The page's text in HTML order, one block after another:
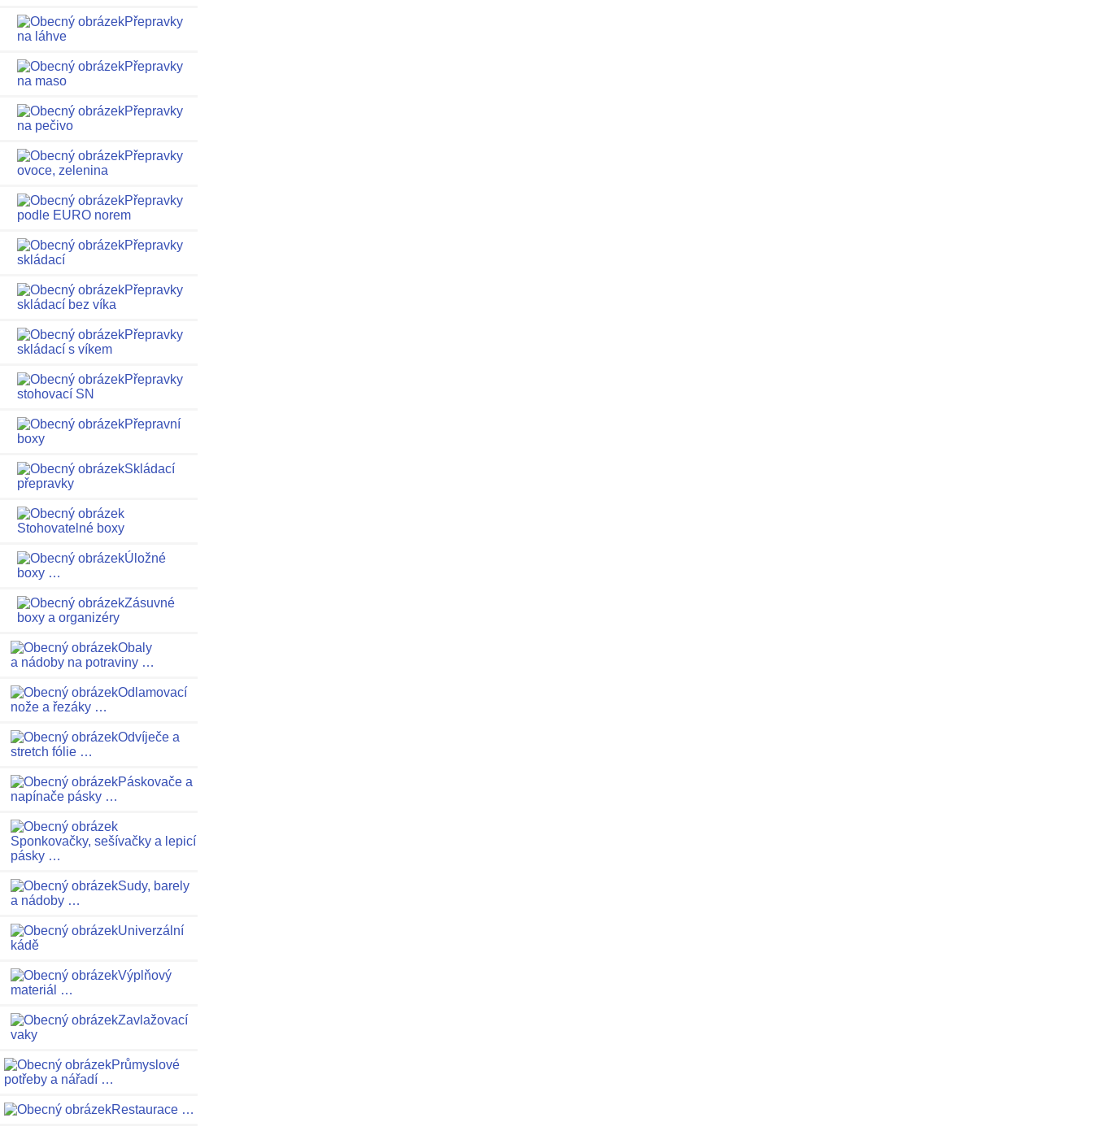
Přepravky
na láhve
Přepravky
na maso
Přepravky
na pečivo
Přepravky
ovoce, zelenina
Přepravky
podle EURO norem
Přepravky
skládací
Přepravky
skládací bez víka
Přepravky
skládací s víkem
Přepravky
stohovací SN
Přepravní
boxy
Skládací
přepravky
Stohovatelné boxy
Úložné
boxy …
Zásuvné
boxy a organizéry
Obaly
a nádoby na potraviny …
Odlamovací
nože a řezáky …
Odvíječe a
stretch fólie …
Páskovače a
napínače pásky …
Sponkovačky, sešívačky a lepicí
pásky …
Sudy, barely
a nádoby …
Univerzální
kádě
Výplňový
materiál …
Zavlažovací
vaky
Průmyslové
potřeby a nářadí …
Restaurace …